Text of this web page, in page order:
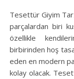
Tesettür Giyim Tarzında Elbise Tesettür giyimde en önemli
parçalardan biri
özellikle
birbirinden hoş
eden en modern
kolay olacak.